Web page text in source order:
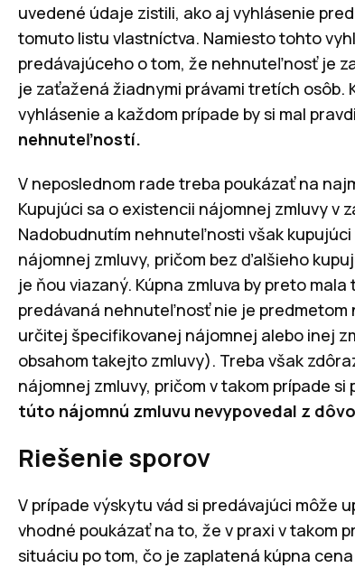
uvedené údaje zistili, ako aj vyhlásenie
tomuto listu vlastníctva. Namiesto tohto
predávajúceho o tom, že nehnuteľnosť je
je zaťažená žiadnymi právami tretích osôb.
vyhlásenie a každom prípade by si mal
nehnuteľností.
V neposlednom rade treba poukázať na
Kupujúci sa o existencii nájomnej zmluvy
Nadobudnutím nehnuteľnosti však
nájomnej zmluvy, pričom bez ďalšieho
je ňou viazaný. Kúpna zmluva by preto
predávaná nehnuteľnosť nie je predmetom
určitej špecifikovanej nájomnej alebo inej
obsahom takejto zmluvy). Treba však
nájomnej zmluvy, pričom v takom prípade
túto nájomnú zmluvu nevypovedal z
Riešenie sporov
V prípade výskytu vád si predávajúci môže
vhodné poukázať na to, že v praxi v takom
situáciu po tom, čo je zaplatená kúpna